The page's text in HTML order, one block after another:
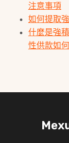
注意事項
如何提取
什麼是強
性供款如